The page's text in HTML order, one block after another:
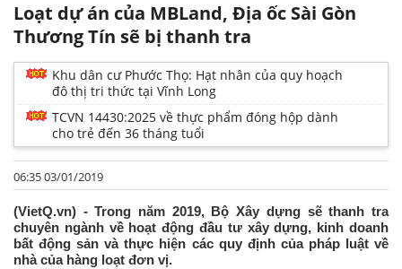
Loạt dự án của MBLand, Địa ốc Sài Gòn
Thương Tín sẽ bị thanh tra
Khu dân cư Phước Thọ: Hạt nhân của quy hoạch
đô thị tri thức tại Vĩnh Long
TCVN 14430:2025 về thực phẩm đóng hộp dành
cho trẻ đến 36 tháng tuổi
06:35 03/01/2019
(VietQ.vn) - Trong năm 2019, Bộ Xây dựng sẽ thanh tra
chuyên ngành về hoạt động đầu tư xây dựng, kinh doanh
bất động sản và thực hiện các quy định của pháp luật về
nhà của hàng loạt đơn vị.